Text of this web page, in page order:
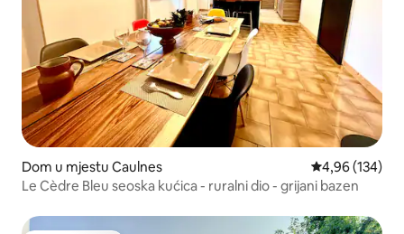
Dom u mjestu Caulnes Prosječna
4,96 (134)
Le Cèdre Bleu seoska kućica - ruralni dio - grijani bazen